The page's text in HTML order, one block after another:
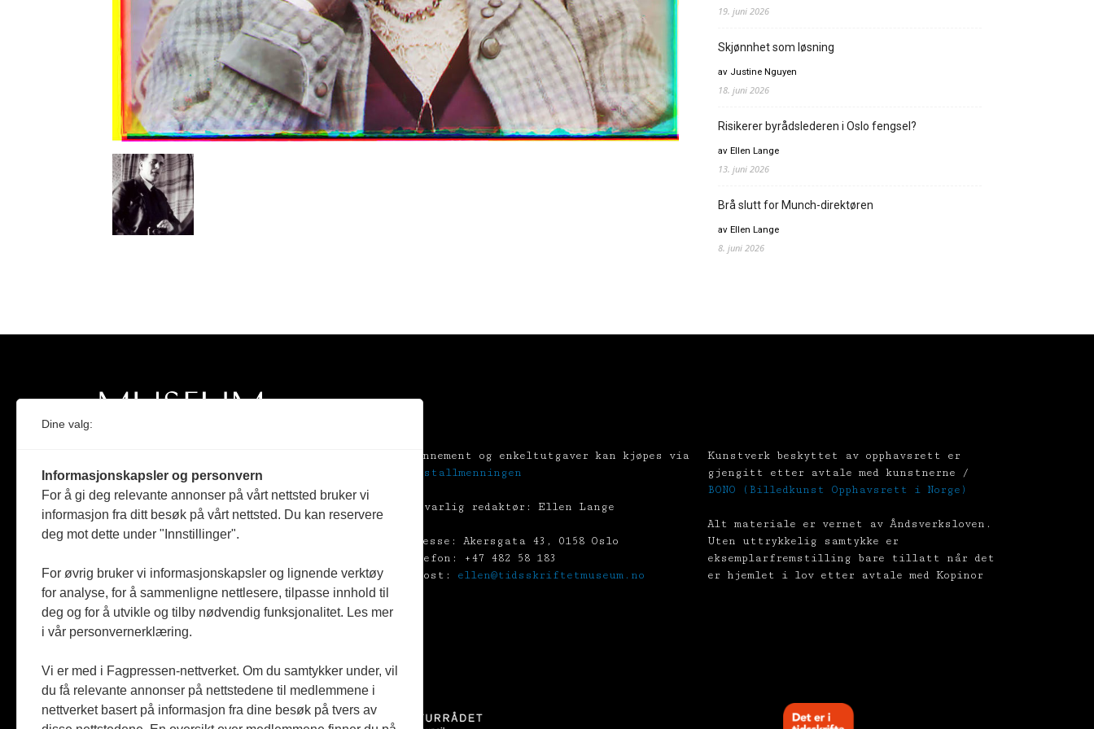
19. juni 2026
Skjønnhet som løsning
av Justine Nguyen
18. juni 2026
Risikerer byrådslederen i Oslo fengsel?
av Ellen Lange
13. juni 2026
Brå slutt for Munch-direktøren
av Ellen Lange
8. juni 2026
Medlem i Norsk tidsskriftforening og
Fagpressen
Støttet av Kulturrådet og Norges
Følger Redaktørplakaten og Vær Varsom-
plakaten
Abonnement og enkeltutgaver kan kjøpes via
Tekstallmenningen
Ansvarlig redaktør: Ellen Lange
Adresse: Akersgata 43, 0158 Oslo
Telefon: +47 482 58 183
E-post: ellen@tidsskriftetmuseum.no
Kunstverk beskyttet av opphavsrett er
gjengitt etter avtale med kunstnerne /
BONO (Billedkunst Opphavsrett i Norge)
Alt materiale er vernet av Åndsverksloven.
Uten uttrykkelig samtykke er
eksemplarfremstilling bare tillatt når det
er hjemlet i lov etter avtale med Kopinor
Dine valg:
Informasjonskapsler og personvern
For å gi deg relevante annonser på vårt nettsted bruker vi
informasjon fra ditt besøk på vårt nettsted. Du kan reservere
deg mot dette under "Innstillinger".
For øvrig bruker vi informasjonskapsler og lignende verktøy
for analyse, for å sammenligne nettlesere, tilpasse innhold til
deg og for å utvikle og tilby nødvendig funksjonalitet. Les mer
i vår personvernerklæring.
Vi er med i Fagpressen-nettverket. Om du samtykker under, vil
du få relevante annonser på nettstedene til medlemmene i
nettverket basert på informasjon fra dine besøk på tvers av